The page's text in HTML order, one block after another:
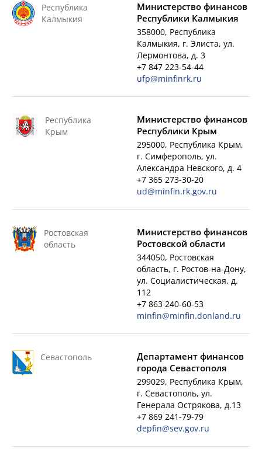
Республика
Калмыкия
Министерство финансов
Республики Калмыкия
358000, Республика
Калмыкия, г. Элиста, ул.
Лермонтова, д. 3
+7 847 223-54-44
ufp@minfinrk.ru
Республика
Крым
Министерство финансов
Республики Крым
295000, Республика Крым,
г. Симферополь, ул.
Александра Невского, д. 4
+7 365 273-30-20
ud@minfin.rk.gov.ru
Ростовская
область
Министерство финансов
Ростовской области
344050, Ростовская
область, г. Ростов-на-Дону,
ул. Социалистическая, д.
112
+7 863 240-60-53
minfin@minfin.donland.ru
Севастополь
Департамент финансов
города Севастополя
299029, Республика Крым,
г. Севастополь, ул.
Генерала Острякова, д.13
+7 869 241-79-79
depfin@sev.gov.ru